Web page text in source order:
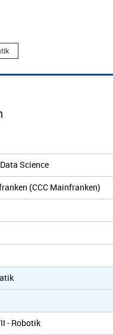
Science
(CCC Mainfranken)
- Robotik